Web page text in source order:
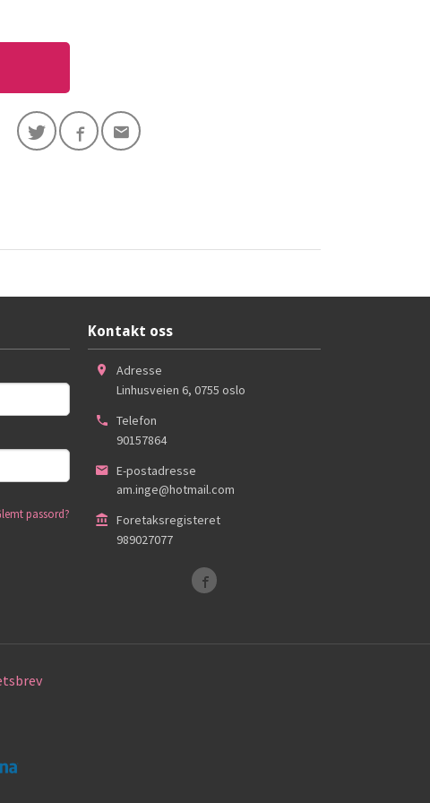
passord?
Kontakt oss
Adresse
Linhusveien 6, 0755 oslo
Telefon
90157864
E-postadresse
am.inge@hotmail.com
Foretaksregisteret
989027077